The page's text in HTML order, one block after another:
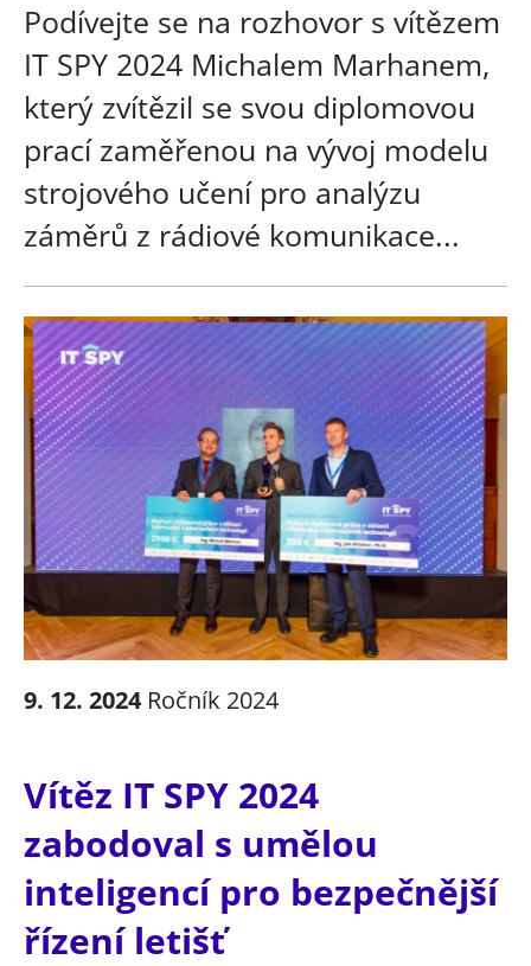
Podívejte se na rozhovor s vítězem
IT SPY 2024 Michalem Marhanem,
který zvítězil se svou diplomovou
prací zaměřenou na vývoj modelu
strojového učení pro analýzu
záměrů z rádiové komunikace...
9. 12. 2024 Ročník 2024
Vítěz IT SPY 2024
zabodoval s umělou
inteligencí pro bezpečnější
řízení letišť